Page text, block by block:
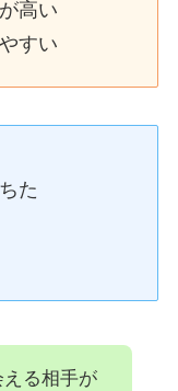
高い
すい
た
る相手が